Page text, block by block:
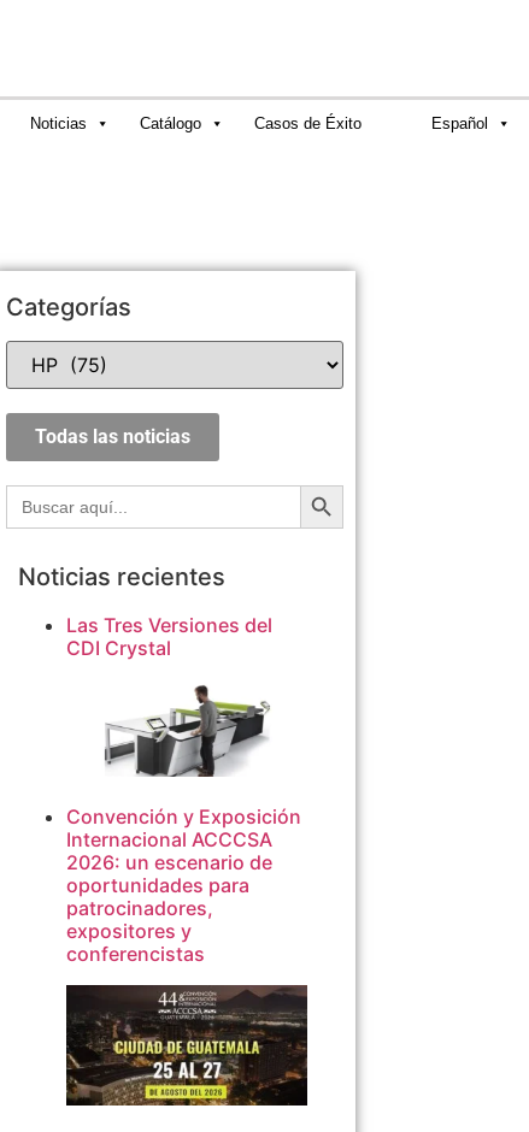
Noticias Catálogo Casos de Éxito Español
Categorías
Todas las noticias
Buscar: Botón de búsqueda
Noticias recientes
Las Tres Versiones del
CDI Crystal
Convención y Exposición
Internacional ACCCSA
2026: un escenario de
oportunidades para
patrocinadores,
expositores y
conferencistas